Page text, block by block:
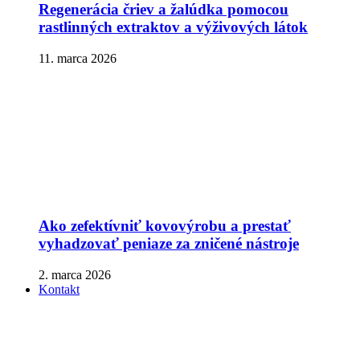
Regenerácia čriev a žalúdka pomocou
rastlinných extraktov a výživových látok
11. marca 2026
Ako zefektívniť kovovýrobu a prestať
vyhadzovať peniaze za zničené nástroje
2. marca 2026
Kontakt